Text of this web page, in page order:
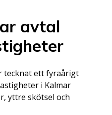
avtal
tecknat ett fyraårigt
i Kalmar
yttre skötsel och